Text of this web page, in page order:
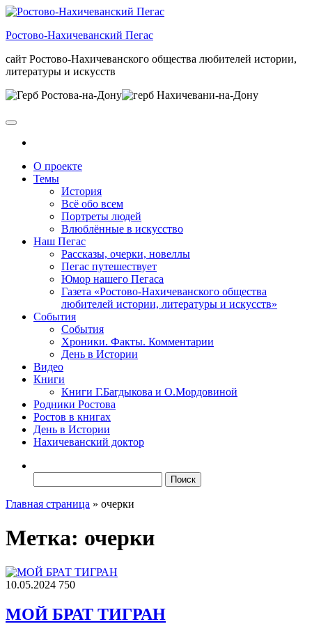
Skip
the
Ростово-Нахичеванский Пегас
сайт Ростово-Нахичеванского общества любителей истории,
литературы и искусств
О проекте
Темы
История
Всё обо всем
Портреты людей
Влюблённые в искусство
Наш Пегас
Рассказы, очерки, новеллы
Пегас путешествует
Юмор нашего Пегаса
Газета «Ростово-Нахичеванского общества
любителей истории, литературы и искусств»
События
События
Хроники. Факты. Комментарии
День в Истории
Видео
Книги
Книги Г.Багдыкова и О.Мордовиной
Родники Ростова
Ростов в книгах
День в Истории
Нахичеванский доктор
Главная страница » очерки
Метка: очерки
10.05.2024 750
МОЙ БРАТ ТИГРАН